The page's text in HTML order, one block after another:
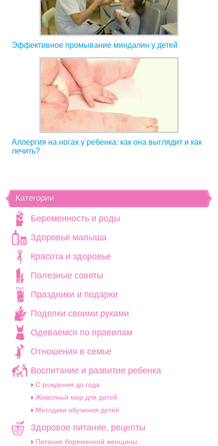
Эффективное промывание миндалин у детей
Аллергия на ногах у ребенка: как она выглядит и как
лечить?
Категории
Беременность и роды
Здоровье малыша
Красота и здоровье
Полезные советы
Праздники и подарки
Поделки своими руками
Одеваемся по правилам
Отношения в семье
Воспитание и развитие ребенка
C рождения до года
Животный мир для детей
Методики обучения детей
Здоровое питание, рецепты
Питание беременной женщины